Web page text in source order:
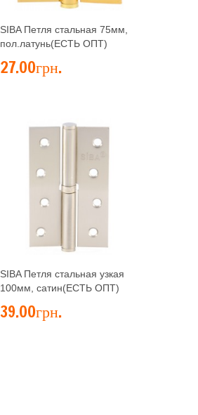
SIBA Петля стальная 75мм,
пол.латунь(ЕСТЬ ОПТ)
27.00грн.
SIBA Петля стальная узкая
100мм, сатин(ЕСТЬ ОПТ)
39.00грн.